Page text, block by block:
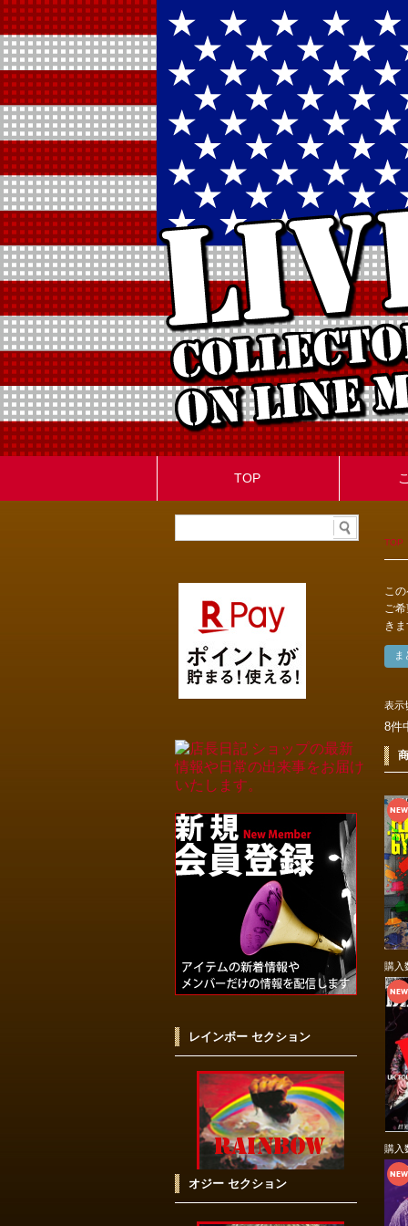
TOP
TOP
こ
ご
き
表示
8件
購入
購入
レインボー セクション
オジー セクション